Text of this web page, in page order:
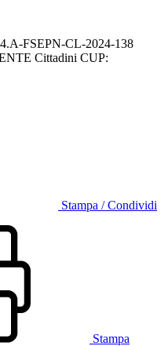
FSEPN-CL-2024-138
Cittadini CUP:
Stampa / Condividi
Stampa